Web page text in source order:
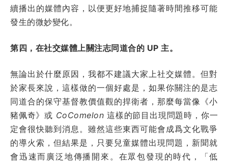
續播出的媒體內容，以便更好地捕捉隨著時間推移可能
發生的微妙變化。
第四，在社交媒體上關注志同道合的 UP 主。
無論出於什麼原因，我都不建議大家上社交媒體。但對
於家長來說，這樣做的一個好處是，如果你關注的是志
同道合的保守基督教價值觀的捍衛者，那麼每當像《小
豬佩奇》或 CoComelon這樣的節目出現問題時，你一
定會很快聽到消息。雖然這些東西可能會成爲文化戰爭
的導火索，但結果是，只要兒童媒體出現問題，新聞就
會迅速而廣泛地傳播開來。在眾包發現的時代，「低